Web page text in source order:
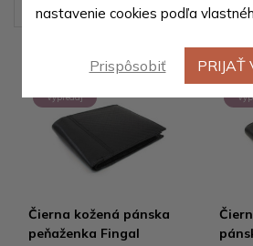
Zoradiť podľa: Predvolené
Výpredaj
Čierna kožená pánska
peňaženka Fingal
nastavenie cookies podľa
Prispôsobiť PRIJAŤ